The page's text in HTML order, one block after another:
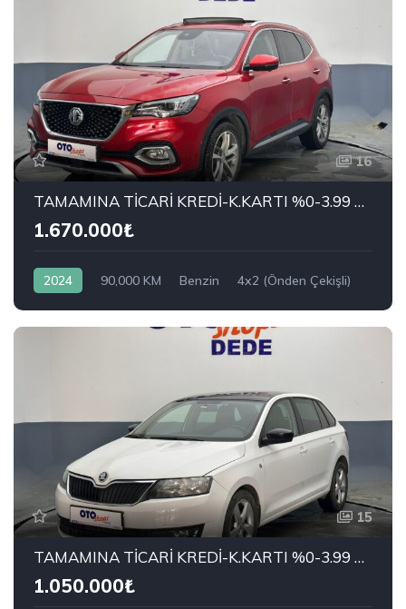
16
TAMAMINA TİCARİ KREDİ-K.KARTI %0-3.99 ÇEK-2.99 SENET-ÇKS SATIŞ
1.670.000₺
2024 90,000 KM Benzin
4x2 (Önden Çekişli)
15
TAMAMINA TİCARİ KREDİ-K.KARTI %0-3.99 ÇEK-2.99 SENET-ÇKS SATIŞ
1.050.000₺